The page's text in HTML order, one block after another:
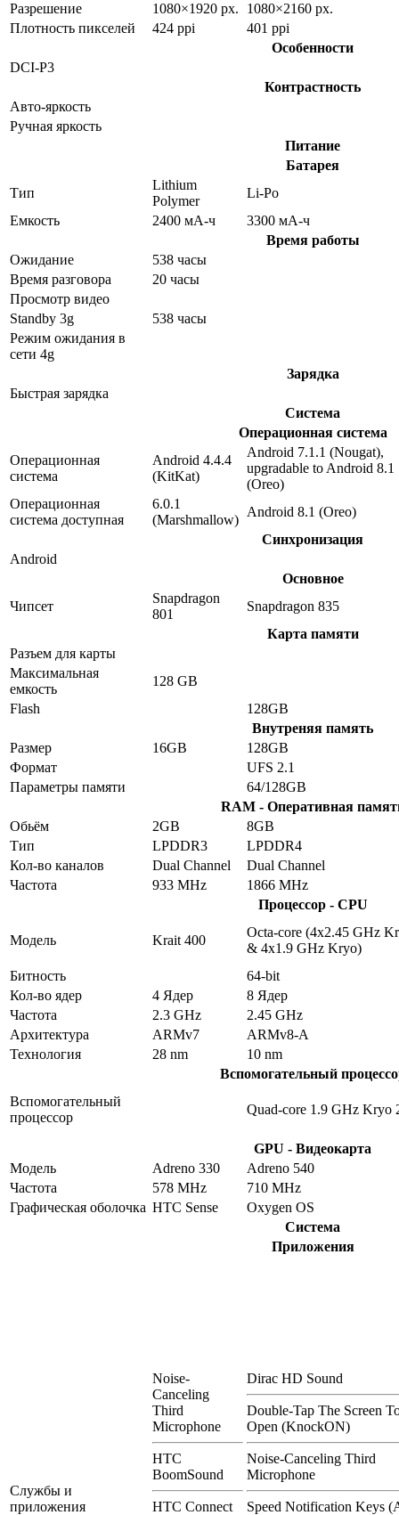
Разрешение
1080×1920 px.
1080×2160 px.
Плотность пикселей
424 ppi
401 ppi
Особенности
DCI-P3
Контрастность
Авто-яркость
Ручная яркость
Питание
Батарея
Тип
Lithium
Polymer
Li-Po
Емкость
2400 мА-ч
3300 мА-ч
Время работы
Ожидание
538 часы
Время разговора
20 часы
Просмотр видео
Standby 3g
538 часы
Режим ожидания в
сети 4g
Зарядка
Быстрая зарядка
Система
Операционная система
Операционная
система
Android 4.4.4
(KitKat)
Android 7.1.1 (Nougat),
upgradable to Android 8.1
(Oreo)
Операционная
система доступная
6.0.1
(Marshmallow)
Android 8.1 (Oreo)
Синхронизация
Android
Основное
Чипсет
Snapdragon
801
Snapdragon 835
Карта памяти
Разъем для карты
Максимальная
емкость
128 GB
Flash
128GB
Внутреняя память
Размер
16GB
128GB
Формат
UFS 2.1
Параметры памяти
64/128GB
RAM - Оперативная
Обьём
2GB
8GB
Тип
LPDDR3
LPDDR4
Кол-во каналов
Dual Channel
Dual Channel
Частота
933 MHz
1866 MHz
Процессор - CPU
Модель Krait 400
Octa-core (4x2.45 GHz
& 4x1.9 GHz Kryo)
Битность
64-bit
Кол-во ядер
4 Ядер
8 Ядер
Частота
2.3 GHz
2.45 GHz
Архитектура
ARMv7
ARMv8-A
Технология
28 nm
10 nm
Вспомогательный
Вспомогательный
процессор
Quad-core 1.9 GHz Kryo
GPU - Видеокарта
Модель
Adreno 330
Adreno 540
Частота
578 MHz
710 MHz
Графическая оболочка HTC Sense
Oxygen OS
Система
Приложения
Службы и
приложения
Noise-
Canceling
Third
Microphone
HTC
BoomSound
HTC Connect
Dirac HD Sound
Double-Tap The Screen
Open (KnockON)
Noise-Canceling Third
Microphone
Speed Notification Keys